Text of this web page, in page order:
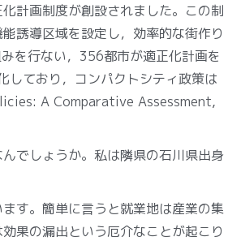
計画制度が創設されました。この制
誘導区域を設定し，効率的な街作り
を行ない，356都市が適正化計画を
ており，コンパクトシティ政策は
A Comparative Assessment,
でしょうか。私は隣県の石川県出身
す。簡単に言うと就業地は産業の集
果の漏出という厄介なことが起こり